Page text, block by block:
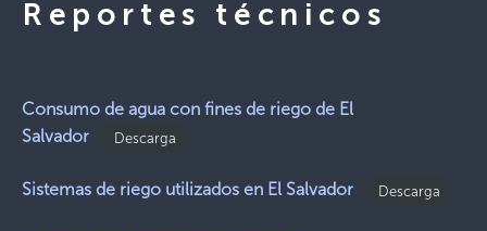
Reportes técnicos
Consumo de agua con fines de riego de El
Salvador
Descarga
Sistemas de riego utilizados en El Salvador Descarga